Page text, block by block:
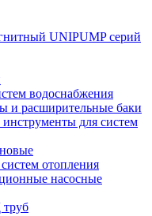
UNIPUMP серий
водоснабжения
и расширительные баки
для систем
отопления
насосные